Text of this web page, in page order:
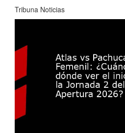
Tribuna Noticias